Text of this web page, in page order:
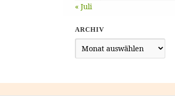
« Juli
ARCHIV
Archiv